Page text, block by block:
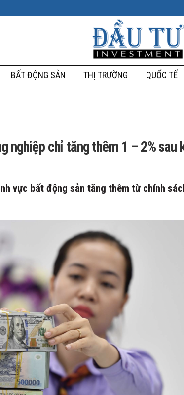
BẤT ĐỘNG SẢN THỊ TRƯỜNG QUỐC TẾ
nghiệp chỉ tăng thêm 1 – 2% sau
vực bất động sản tăng thêm từ chính